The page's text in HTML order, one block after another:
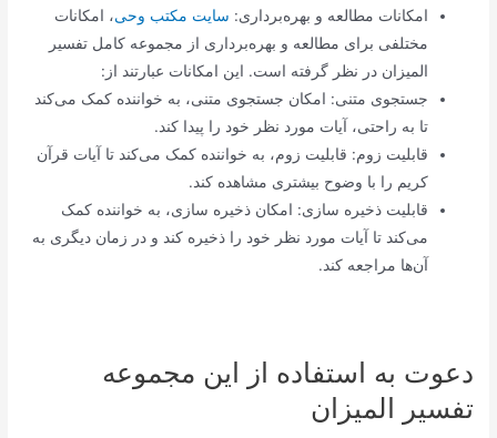
امکانات مطالعه و بهره‌برداری: سایت مکتب وحی، امکانات
مختلفی برای مطالعه و بهره‌برداری از مجموعه کامل تفسیر
المیزان در نظر گرفته است. این امکانات عبارتند از:
جستجوی متنی: امکان جستجوی متنی، به خواننده کمک می‌کند
تا به راحتی، آیات مورد نظر خود را پیدا کند.
قابلیت زوم: قابلیت زوم، به خواننده کمک می‌کند تا آیات قرآن
کریم را با وضوح بیشتری مشاهده کند.
قابلیت ذخیره سازی: امکان ذخیره سازی، به خواننده کمک
می‌کند تا آیات مورد نظر خود را ذخیره کند و در زمان دیگری به
آن‌ها مراجعه کند.
دعوت به استفاده از این مجموعه
تفسیر المیزان